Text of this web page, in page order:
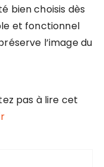
bien choisis dès
et fonctionnel
l’image du
pas à lire cet